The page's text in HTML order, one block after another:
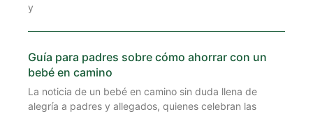
y
Guía para padres sobre cómo ahorrar con un
bebé en camino
La noticia de un bebé en camino sin duda llena de
alegría a padres y allegados, quienes celebran las